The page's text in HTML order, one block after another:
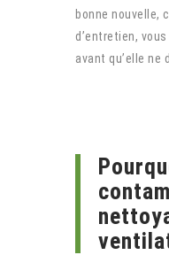
bonne nouvelle,
d’entretien,
avant qu’elle ne